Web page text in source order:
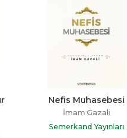
Nefis Muhasebesi
İmam Gazali
Semerkand Yayınları